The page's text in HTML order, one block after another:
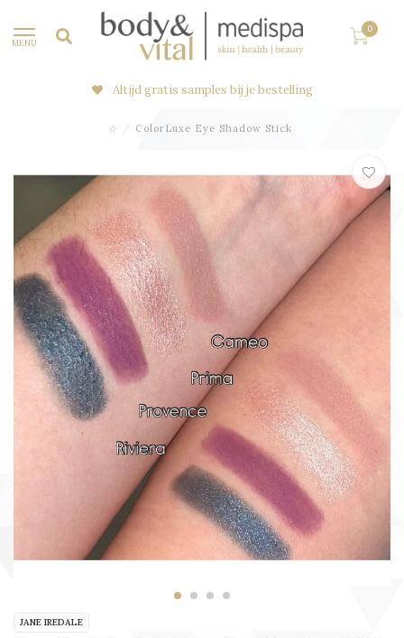
MENU
0
Altijd gratis samples bij je bestelling
☆ / ColorLuxe Eye Shadow Stick
JANE IREDALE